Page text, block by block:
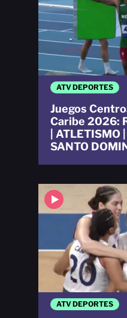
ATV DEPORTES
ATV DEPORTES
Juegos
Caribe 2026:
| ATLETISMO
SANTO